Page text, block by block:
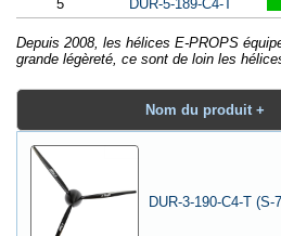
5
DUR-5-189-C4-T
Depuis 2008, les hélices E-PROPS
grande légèreté, ce sont de loin les
Nom du produit +
DUR-3-190-C4-T